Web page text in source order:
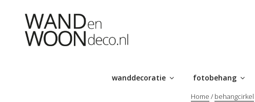
wanddecoratie fotobehang
Home / behangcirkel